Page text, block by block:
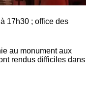
17h30 ; office des
au monument aux
rendus difficiles dans